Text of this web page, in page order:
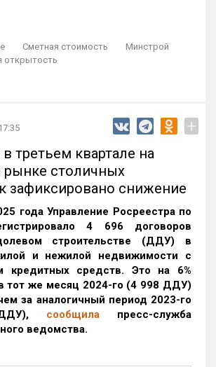
Сметная стоимость
Минстрой
открытость
+
третьем квартале на
рынке столичных
зафиксировано снижение
года Управление Росреестра по
4 696 договоров
строительстве (ДДУ) в
и нежилой недвижимости с
кредитных средств. Это на 6%
тот же месяц 2024-го (4 998 ДДУ)
за аналогичный период 2023-го
, сообщила пресс-служба
ведомства.